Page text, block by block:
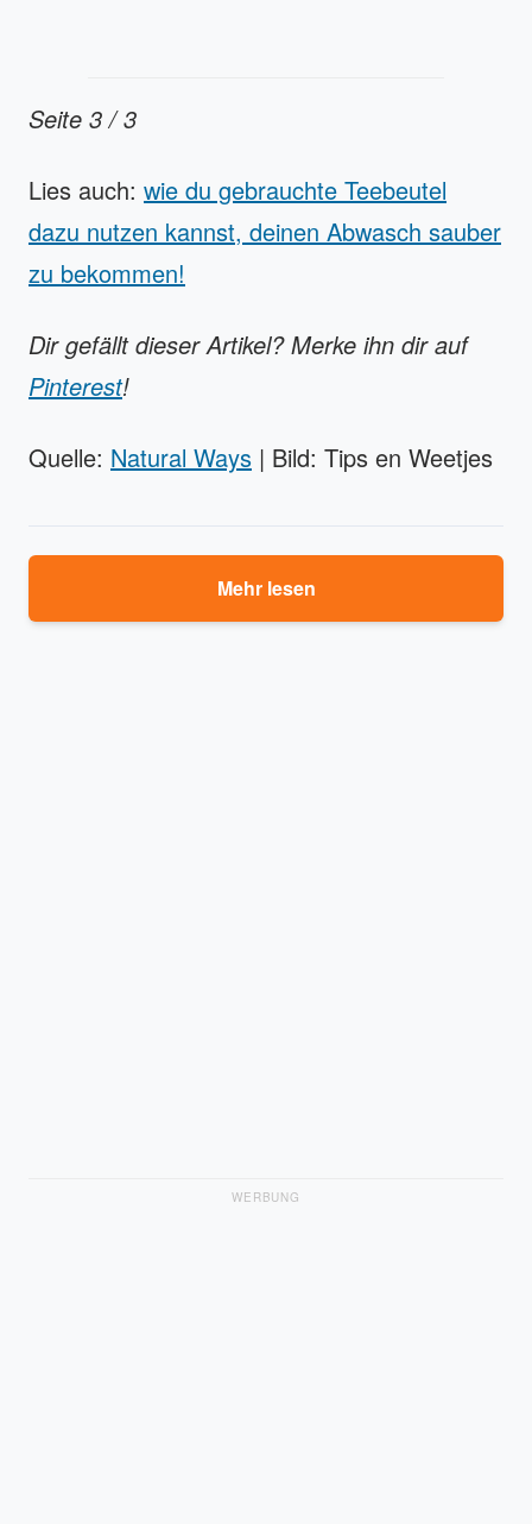
Seite 3 / 3
Lies auch: wie du gebrauchte Teebeutel
dazu nutzen kannst, deinen Abwasch sauber
zu bekommen!
Dir gefällt dieser Artikel? Merke ihn dir auf
Pinterest!
Quelle: Natural Ways | Bild: Tips en Weetjes
Mehr lesen
WERBUNG